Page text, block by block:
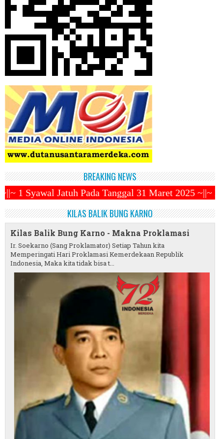
BREAKING NEWS
Tanggal 31 Maret 2025 ~||~ Muhammadiyah
KILAS BALIK BUNG KARNO
Kilas Balik Bung Karno - Makna Proklamasi
Ir. Soekarno (Sang Proklamator) Setiap Tahun kita
Memperingati Hari Proklamasi Kemerdekaan Republik
Indonesia, Maka kita tidak bisa t...